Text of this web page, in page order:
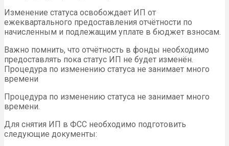
Изменение статуса освобождает ИП от
ежеквартального предоставления отчётности по
начисленным и подлежащим уплате в бюджет взносам.
Важно помнить, что отчётность в фонды необходимо
предоставлять пока статус ИП не будет изменён.
Процедура по изменению статуса не занимает много
времени
Процедура по изменению статуса не занимает много
времени.
Для снятия ИП в ФСС необходимо подготовить
следующие документы: